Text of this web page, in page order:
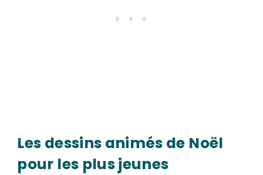
Les dessins animés de Noël
pour les plus jeunes